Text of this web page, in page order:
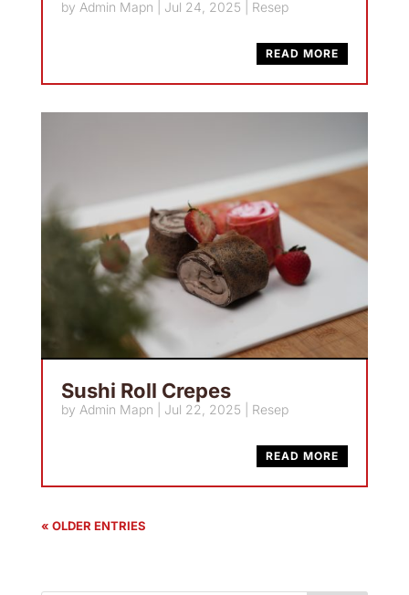
by Admin Mapn Jul 24, 2025 Resep
READ MORE
Sushi Roll Crepes
by Admin Mapn Jul 22, 2025 Resep
READ MORE
« OLDER ENTRIES